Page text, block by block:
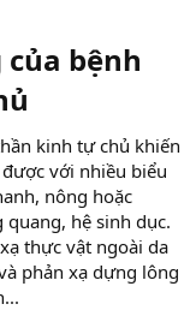
bệnh
kinh tự chủ khiến
với nhiều biểu
nông hoặc
hệ sinh dục.
thực vật ngoài da
phản xạ dựng lông